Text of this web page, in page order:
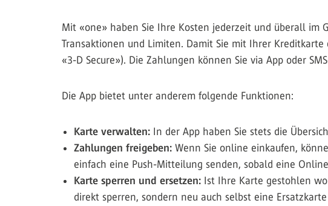
Mit «one» haben Sie Ihre Kosten jederzeit und überall im
Transaktionen und Limiten. Damit Sie mit Ihrer
«3-D Secure»). Die Zahlungen können Sie via App oder
Die App bietet unter anderem folgende Funktionen:
Karte verwalten: In der App haben Sie stets die
Zahlungen freigeben: Wenn Sie online einkaufen,
einfach eine Push-Mitteilung senden, sobald eine
Karte sperren und ersetzen: Ist Ihre Karte gestohlen
direkt sperren, sondern neu auch selbst eine